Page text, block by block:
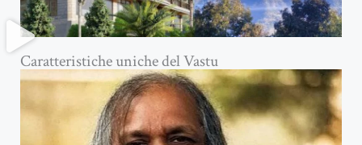
Caratteristiche uniche del Vastu